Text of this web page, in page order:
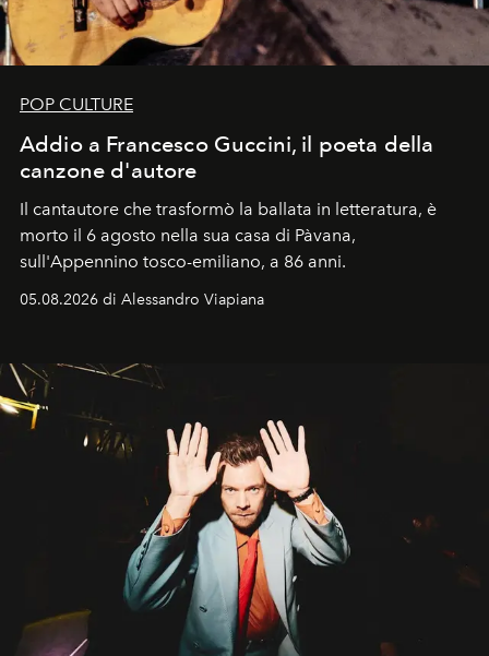
POP CULTURE
Addio a Francesco Guccini, il poeta della
canzone d'autore
Il cantautore che trasformò la ballata in letteratura, è
morto il 6 agosto nella sua casa di Pàvana,
sull'Appennino tosco-emiliano, a 86 anni.
05.08.2026 di Alessandro Viapiana